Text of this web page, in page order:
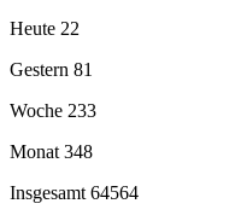
Heute 22
Gestern 81
Woche 233
Monat 348
Insgesamt 64564